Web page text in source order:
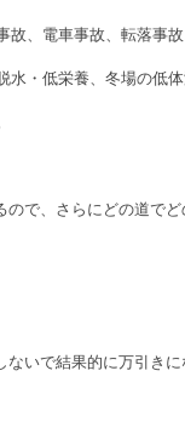
、電車事故、転落事故
・低栄養、冬場の低体
で、さらにどの道で
いで結果的に万引き